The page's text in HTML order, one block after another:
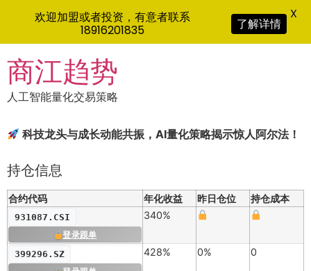
to
content
商江趋势
人工智能量化交易策略
科技龙头与成长动能共振，AI量化策略揭示惊人阿尔法！
持仓信息
合约代码 年化收益 昨日仓位 持仓成本
931087.CSI
登录跟单
340%
399296.SZ
428% 0% 0
欢迎加盟或者投资，有意者联系
18916201835
了解详情
X